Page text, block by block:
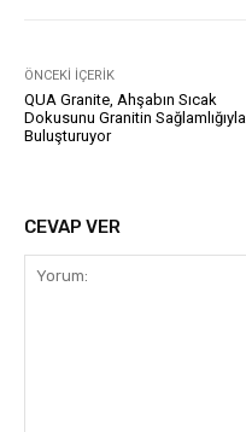
ÖNCEKI İÇERIK
QUA Granite, Ahşabın Sıcak
Dokusunu Granitin Sağlamlığıyla
Buluşturuyor
CEVAP VER